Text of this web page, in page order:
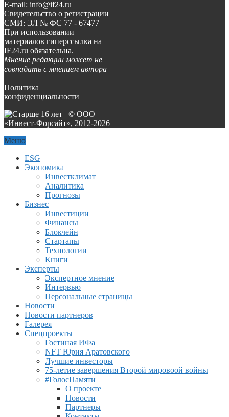
E-mail: info@if24.ru
Свидетельство о регистрации
СМИ: ЭЛ № ФС 77 - 67477
При использовании
материалов гиперссылка на
IF24.ru обязательна.
Мнение редакции может не
совпадать с мнением автора
Политика
конфиденциальности
© ООО
«Инвест-Форсайт», 2012-2026
Меню
ESG
Экономика
Инвестклимат
Аналитика
Прогнозы
Бизнес
Инвестиции
Финансы
Блокчейн
Стартапы
Технологии
Книги
Эксперты
Экспертное мнение
Интервью
Персональные страницы
Новости
Новости партнеров
Галерея
Спецпроекты
Гостиная ИФа
NFT Юрия Аратовского
Лучшие инвесторы
75-летие завершения Второй мировоой войны
#ГолосПамяти
О проекте
Новости
Партнеры